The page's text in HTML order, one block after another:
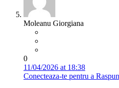
Moleanu Giorgiana
0
11/04/2026 at 18:38
Conecteaza-te pentru a